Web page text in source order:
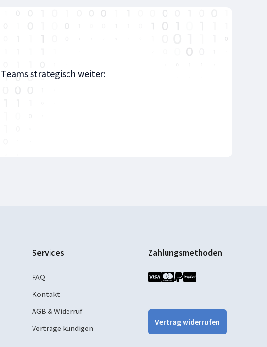
strategisch weiter:
Services
FAQ
Kontakt
AGB & Widerruf
Verträge kündigen
Zahlungsmethoden
Vertrag widerrufen